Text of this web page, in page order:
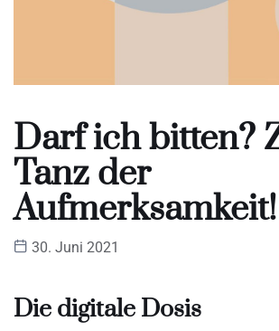
Darf ich bitten?
Tanz der
30. Juni 2021
Die digitale Dosis